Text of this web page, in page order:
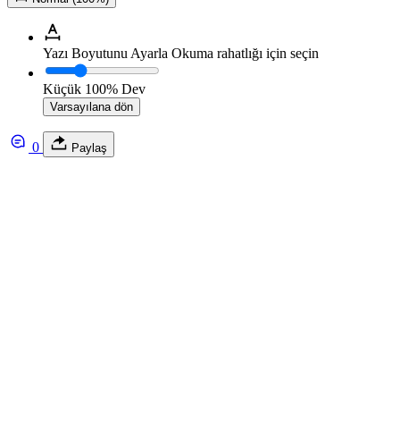
Yazı Boyutunu Ayarla Okuma rahatlığı için seçin
Küçük 100% Dev
Varsayılana dön
0 Paylaş